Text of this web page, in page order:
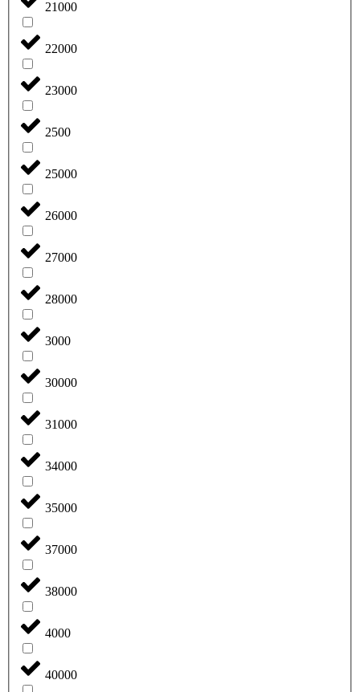
21000
22000
23000
2500
25000
26000
27000
28000
3000
30000
31000
34000
35000
37000
38000
4000
40000